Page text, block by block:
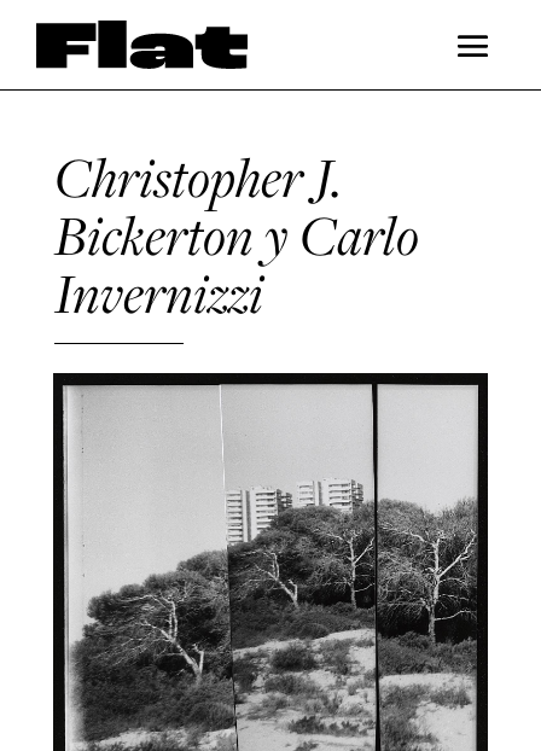
Christopher J.
Bickerton y Carlo
Invernizzi